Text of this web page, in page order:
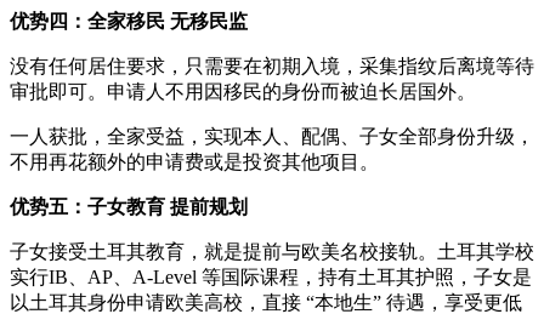
优势四：全家移民 无移民监
没有任何居住要求，只需要在初期入境，采集指纹后离境等待
审批即可。申请人不用因移民的身份而被迫长居国外。
一人获批，全家受益，实现本人、配偶、子女全部身份升级，
不用再花额外的申请费或是投资其他项目。
优势五：子女教育 提前规划
子女接受土耳其教育，就是提前与欧美名校接轨。土耳其学校
实行IB、AP、A-Level 等国际课程，持有土耳其护照，子女是
以土耳其身份申请欧美高校，直接 “本地生” 待遇，享受更低